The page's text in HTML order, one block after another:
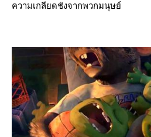
ความเกลียดชังจากพวกมนุษย์